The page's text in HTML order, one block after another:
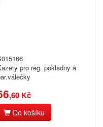
pro reg. pokladny a
,60 Kč
Do košíku